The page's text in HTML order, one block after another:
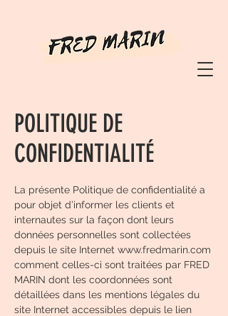
POLITIQUE DE
CONFIDENTIALITÉ
La présente Politique de confidentialité a
pour objet d’informer les clients et
internautes sur la façon dont leurs
données personnelles sont collectées
depuis le site Internet www.fredmarin.com
comment celles-ci sont traitées par FRED
MARIN dont les coordonnées sont
détaillées dans les mentions légales du
site Internet accessibles depuis le lien